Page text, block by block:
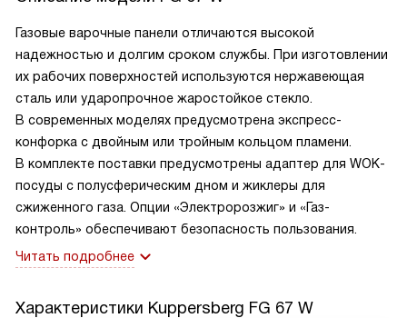
Газовые варочные панели отличаются высокой
надежностью и долгим сроком службы. При изготовлении
их рабочих поверхностей используются нержавеющая
сталь или ударопрочное жаростойкое стекло.
В современных моделях предусмотрена экспресс-
конфорка с двойным или тройным кольцом пламени.
В комплекте поставки предусмотрены адаптер для WOK-
посуды с полусферическим дном и жиклеры для
сжиженного газа. Опции «Электророзжиг» и «Газ-
контроль» обеспечивают безопасность пользования.
Читать подробнее
Характеристики Kuppersberg FG 67 W